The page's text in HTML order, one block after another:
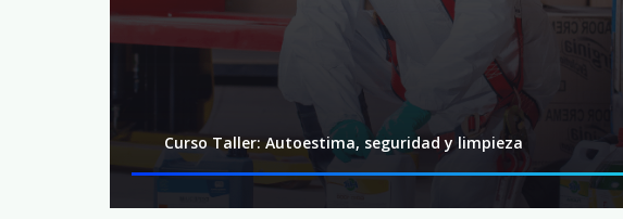
Curso Taller: Autoestima, seguridad y limpieza